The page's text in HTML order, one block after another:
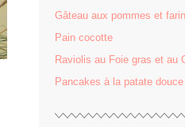
Gâteau aux pommes et
Pain cocotte
Raviolis au Foie gras et au
Pancakes à la patate douce